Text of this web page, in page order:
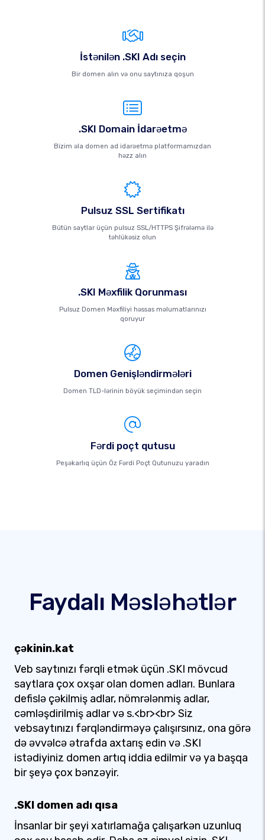
İstənilən .SKI Adı seçin
Bir domen alın və onu saytınıza qoşun
.SKI Domain İdarəetmə
Bizim əla domen ad idarəetmə platformamızdan
həzz alın
Pulsuz SSL Sertifikatı
Bütün saytlar üçün pulsuz SSL/HTTPS Şifrələmə ilə
təhlükəsiz olun
.SKI Məxfilik Qorunması
Pulsuz Domen Məxfiliyi həssas məlumatlarınızı
qoruyur
Domen Genişləndirmələri
Domen TLD-lərinin böyük seçimindən seçin
Fərdi poçt qutusu
Peşəkarlıq üçün Öz Fərdi Poçt Qutunuzu yaradın
Faydalı Məsləhətlər
çəkinin.kat
Veb saytınızı fərqli etmək üçün .SKI mövcud
saytlara çox oxşar olan domen adları. Bunlara
defislə çəkilmiş adlar, nömrələnmiş adlar,
cəmləşdirilmiş adlar və s.<br><br> Siz
vebsaytınızı fərqləndirməyə çalışırsınız, ona görə
də əvvəlcə ətrafda axtarış edin və .SKI
istədiyiniz domen artıq iddia edilmir və ya başqa
bir şeyə çox bənzəyir.
.SKI domen adı qısa
İnsanlar bir şeyi xatırlamağa çalışarkən uzunluq